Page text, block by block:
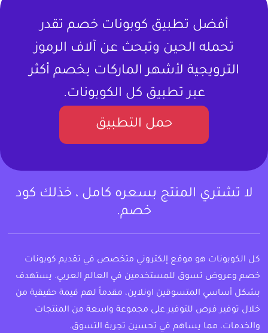
أفضل تطبيق كوبونات خصم تقدر
تحمله الحين وتبحث عن آلاف الرموز
الترويجية لأشهر الماركات بخصم أكثر
عبر تطبيق كل الكوبونات.
حمل التطبيق
لا تشتري المنتج بسعره كامل ، خذلك كود
خصم.
كل الكوبونات هو موقع إلكتروني متخصص في تقديم كوبونات
خصم وعروض تسوق للمستخدمين في العالم العربي. يستهدف
بشكل أساسي المتسوقين اونلاين، مقدماً لهم قيمة حقيقية من
خلال توفير فرص للتوفير على مجموعة واسعة من المنتجات
والخدمات، مما يساهم في تحسين تجربة التسوق.